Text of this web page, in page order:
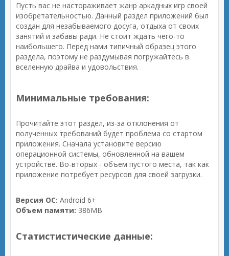
Пусть вас не настораживает жанр аркадных игр своей
изобретательностью. Данный раздел приложений был
создан для незабываемого досуга, отдыха от своих
занятий и забавы ради. Не стоит ждать чего-то
наибольшего. Перед нами типичный образец этого
раздела, поэтому не раздумывая погружайтесь в
вселенную драйва и удовольствия.
Минимальные требования:
Прочитайте этот раздел, из-за отклонения от
полученных требований будет проблема со стартом
приложения. Сначала установите версию
операционной системы, обновленной на вашем
устройстве. Во-вторых - объем пустого места, так как
приложение потребует ресурсов для своей загрузки.
Версия ОС: Android 6+
Объем памяти: 386MB
Статистистические данные: